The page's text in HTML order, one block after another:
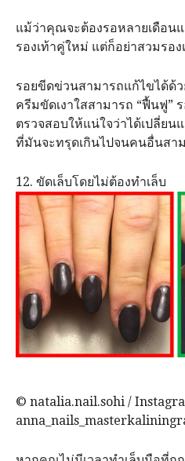
แม้ว่าคุณจะต้องรอหลายเดือน
รองเท้าคู่ใหม่​ แต่ก็อย่าสวมรอง
รอยขีดข่วนสามารถแก้ไขได้ด้
ครีมขัดเงาใสสามารถ “ฟื้นฟู”
ตรวจสอบให้แน่ใจว่าได้เปลี่ยน
ที่มันจะทรุดเกินไปจนคนอื่นสา
12. ขัดเล็บโดยไม่ต้องทำเล็บ
© natalia.nail.sohi /